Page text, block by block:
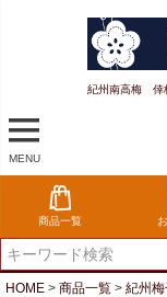
紀州南高梅 倖
MENU
商品一覧
HOME 商品一覧 紀州